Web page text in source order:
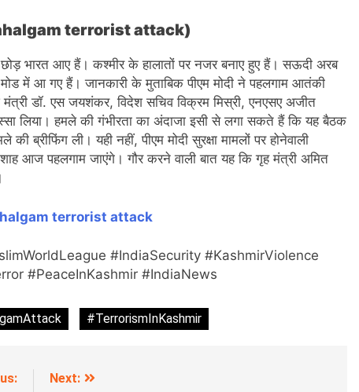
terrorist attack)
भारत आए हैं। कश्मीर के हालातों पर नजर बनाए हुए हैं। सऊदी अरब
मोड में आ गए हैं। जानकारी के मुताबिक पीएम मोदी ने पहलगाम आतंकी
डॉ. एस जयशंकर, विदेश सचिव विक्रम मिस्री, एनएसए अजीत
लिया। हमले की गंभीरता का अंदाजा इसी से लगा सकते हैं कि यह बैठक
की ब्रीफिंग ली। यही नहीं, पीएम मोदी सुरक्षा मामलों पर होनेवाली
आज पहलगाम जाएंगे। गौर करने वाली बात यह कि गृह मंत्री अमित
terrorist attack
#IndiaSecurity #KashmirViolence
#PeaceInKashmir #IndiaNews
#TerrorismInKashmir
Next: